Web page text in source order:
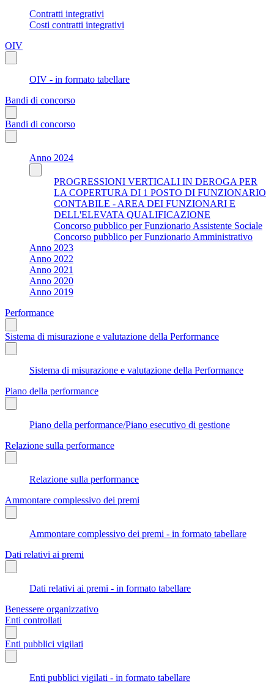
Contratti integrativi
Costi contratti integrativi
OIV
OIV - in formato tabellare
Bandi di concorso
Bandi di concorso
Anno 2024
PROGRESSIONI VERTICALI IN DEROGA PER
LA COPERTURA DI 1 POSTO DI FUNZIONARIO
CONTABILE - AREA DEI FUNZIONARI E
DELL'ELEVATA QUALIFICAZIONE
Concorso pubblico per Funzionario Assistente Sociale
Concorso pubblico per Funzionario Amministrativo
Anno 2023
Anno 2022
Anno 2021
Anno 2020
Anno 2019
Performance
Sistema di misurazione e valutazione della Performance
Sistema di misurazione e valutazione della Performance
Piano della performance
Piano della performance/Piano esecutivo di gestione
Relazione sulla performance
Relazione sulla performance
Ammontare complessivo dei premi
Ammontare complessivo dei premi - in formato tabellare
Dati relativi ai premi
Dati relativi ai premi - in formato tabellare
Benessere organizzativo
Enti controllati
Enti pubblici vigilati
Enti pubblici vigilati - in formato tabellare